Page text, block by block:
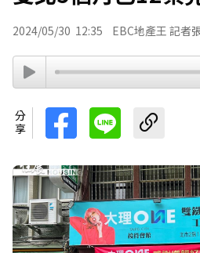
2024/05/30 12:35 EBC地產王 記者
分享